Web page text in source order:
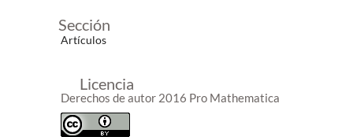
Sección
Artículos
Licencia
Derechos de autor 2016 Pro Mathematica